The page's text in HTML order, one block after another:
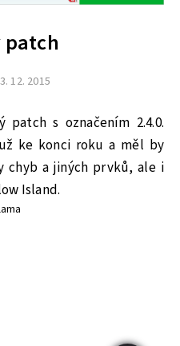
patch
12. 2015
s označením 2.4.0.
ke konci roku a měl by
chyb a jiných prvků, ale i
Island.